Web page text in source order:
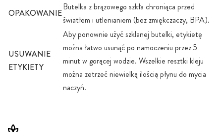
OPAKOWANIE
Butelka z brązowego szkła chroniąca przed
światłem i utlenianiem (bez zmiękczaczy, BPA).
USUWANIE
ETYKIETY
Aby ponownie użyć szklanej butelki, etykietę
można łatwo usunąć po namoczeniu przez 5
minut w gorącej wodzie. Wszelkie resztki kleju
można zetrzeć niewielką ilością płynu do mycia
naczyń.